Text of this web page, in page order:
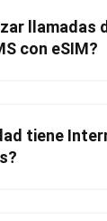
llamadas
con eSIM?
tiene